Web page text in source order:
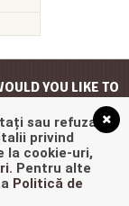
YOU LIKE TO
sau refuzați
privind
la cookie-uri,
. Pentru alte
Politică de